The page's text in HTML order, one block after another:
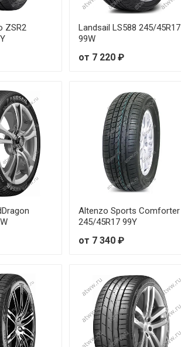
ZSR2
Landsail LS588 245/45R17
99W
от 7 220 ₽
Altenzo Sports Comforter
245/45R17 99Y
от 7 340 ₽